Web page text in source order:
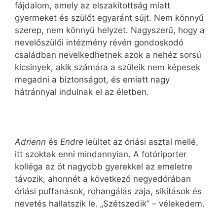
fájdalom, amely az elszakítottság miatt
gyermeket és szülőt egyaránt sújt. Nem könnyű
szerep, nem könnyű helyzet. Nagyszerű, hogy a
nevelőszülői intézmény révén gondoskodó
családban nevelkedhetnek azok a nehéz sorsú
kicsinyek, akik számára a szüleik nem képesek
megadni a biztonságot, és emiatt nagy
hátránnyal indulnak el az életben.
Adrienn és Endre leültet az óriási asztal mellé,
itt szoktak enni mindannyian. A fotóriporter
kolléga az öt nagyobb gyerekkel az emeletre
távozik, ahonnét a következő negyedórában
óriási puffanások, rohangálás zaja, sikítások és
nevetés hallatszik le. „Szétszedik” – vélekedem.